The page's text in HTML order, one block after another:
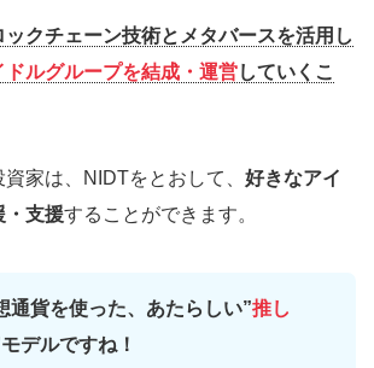
ックチェーン技術とメタバースを活用し
ドルグループを結成・運営していくこ
家は、NIDTをとおして、 好きなアイ
・支援することができます。
通貨を使った、あたらしい”推し
デルですね！